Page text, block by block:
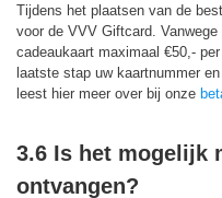
Tijdens het plaatsen van de
voor de VVV Giftcard.
cadeaukaart maximaal €50,-
laatste stap uw kaartnummer
leest hier meer over bij onze
3.6 Is het mogelijk
ontvangen?